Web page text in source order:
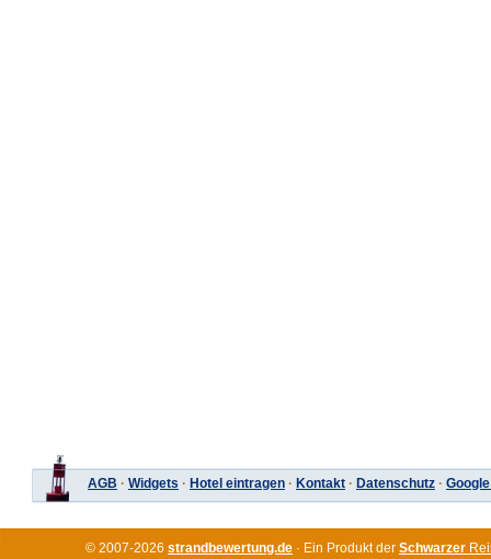
AGB · Widgets · Hotel eintragen · Kontakt · Datenschutz ·
© 2007-2026 strandbewertung.de · Ein Produkt der Schwarzer